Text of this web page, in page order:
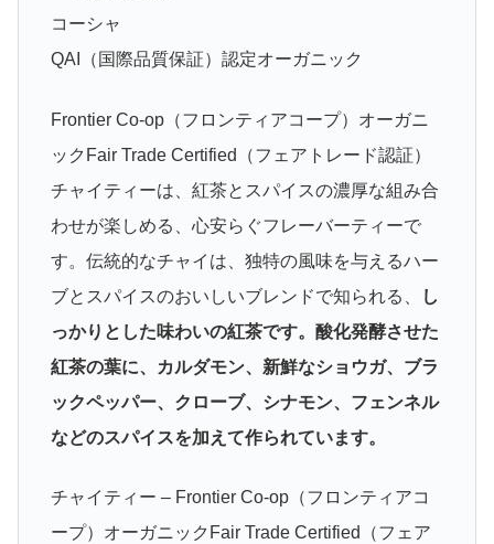
コーシャ
QAI（国際品質保証）認定オーガニック
Frontier Co-op（フロンティアコープ）オーガニ
ックFair Trade Certified（フェアトレード認証）
チャイティーは、紅茶とスパイスの濃厚な組み合
わせが楽しめる、心安らぐフレーバーティーで
す。伝統的なチャイは、独特の風味を与えるハー
ブとスパイスのおいしいブレンドで知られる、
し
っかりとした味わいの紅茶です。酸化発酵させた
紅茶の葉に、カルダモン、新鮮なショウガ、ブラ
ックペッパー、クローブ、シナモン、フェンネル
などのスパイスを加えて作られています。
チャイティー – Frontier Co-op（フロンティアコ
ープ）オーガニックFair Trade Certified（フェア